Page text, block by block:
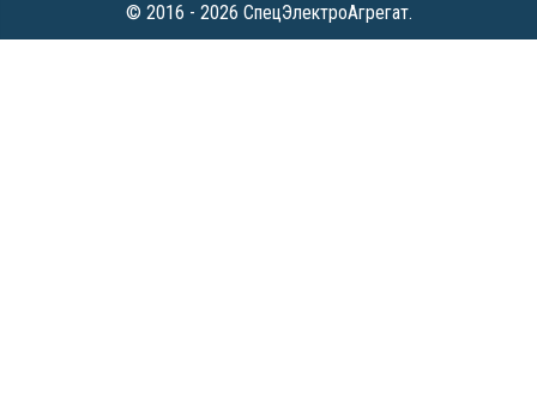
© 2016 - 2026 СпецЭлектроАгрегат.